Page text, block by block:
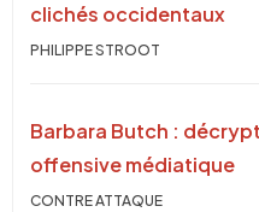
clichés occidentaux
PHILIPPE STROOT
Barbara Butch :
offensive médiatique
CONTRE ATTAQUE